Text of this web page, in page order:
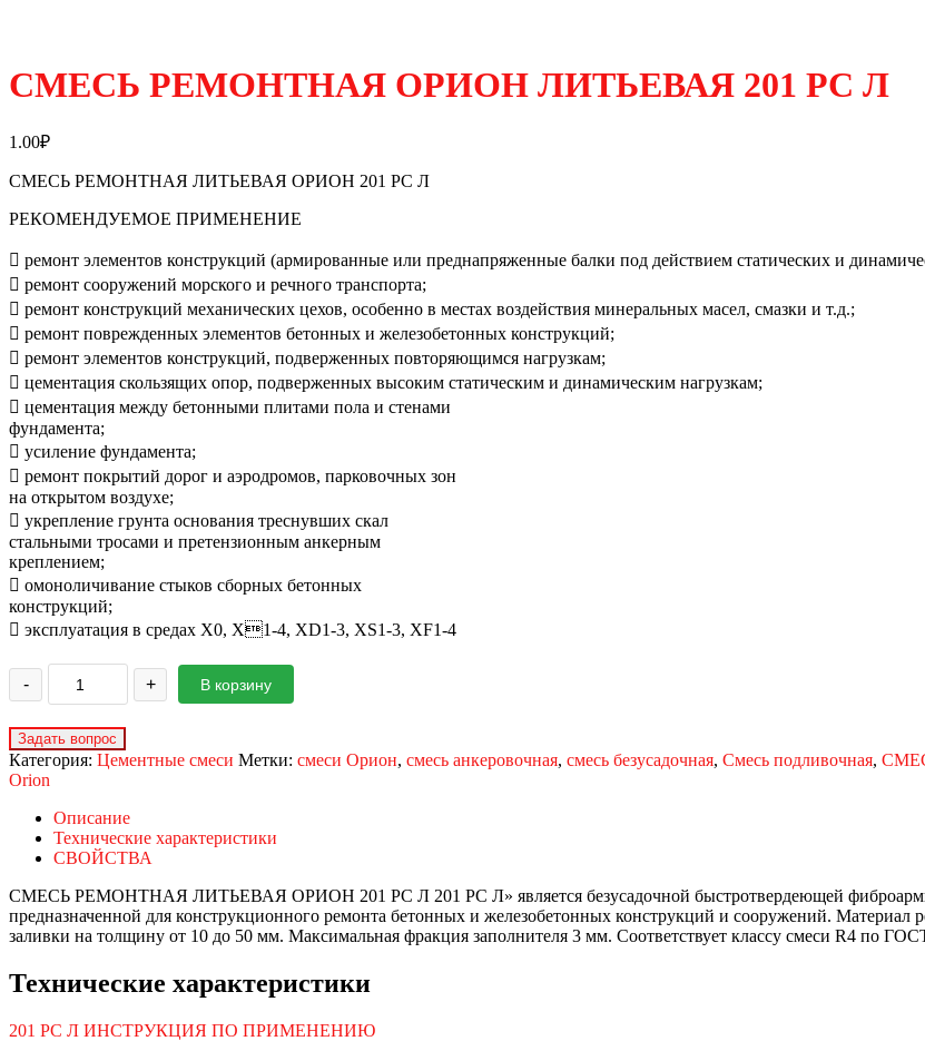
СМЕСЬ РЕМОНТНАЯ ОРИОН ЛИТЬЕВАЯ 201 РС Л
1.00₽
СМЕСЬ РЕМОНТНАЯ ЛИТЬЕВАЯ ОРИОН 201 РС Л
РЕКОМЕНДУЕМОЕ ПРИМЕНЕНИЕ
 ремонт элементов конструкций (армированные или преднапряженные балки под действием статических и
 ремонт сооружений морского и речного транспорта;
 ремонт конструкций механических цехов, особенно в местах воздействия минеральных масел, смазки и т.д.;
 ремонт поврежденных элементов бетонных и железобетонных конструкций;
 ремонт элементов конструкций, подверженных повторяющимся нагрузкам;
 цементация скользящих опор, подверженных высоким статическим и динамическим нагрузкам;
 цементация между бетонными плитами пола и стенами
фундамента;
 усиление фундамента;
 ремонт покрытий дорог и аэродромов, парковочных зон
на открытом воздухе;
 укрепление грунта основания треснувших скал
стальными тросами и претензионным анкерным
креплением;
 омоноличивание стыков сборных бетонных
конструкций;
 эксплуатация в средах X0, X1-4, XD1-3, XS1-3, XF1-4
- + В корзину
Категория: Цементные смеси Метки: смеси Орион, смесь анкеровочная, смесь безусадочная, Смесь подливочная,
Orion
Описание
Технические характеристики
СВОЙСТВА
СМЕСЬ РЕМОНТНАЯ ЛИТЬЕВАЯ ОРИОН 201 РС Л 201 РС Л» является безусадочной быстротвердеющей
предназначенной для конструкционного ремонта бетонных и железобетонных конструкций и сооружений. Материал
заливки на толщину от 10 до 50 мм. Максимальная фракция заполнителя 3 мм. Соответствует классу смеси R4 по
Технические характеристики
201 РС Л ИНСТРУКЦИЯ ПО ПРИМЕНЕНИЮ